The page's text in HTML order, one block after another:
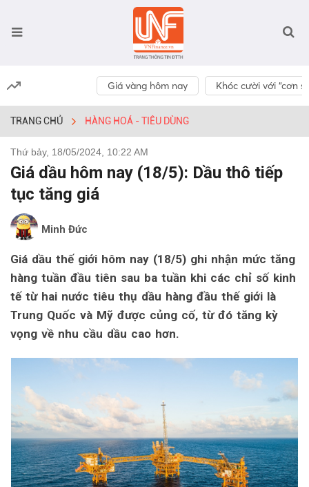
Giá vàng hôm nay Khóc cười với “cơn
TRANG CHỦ HÀNG HOÁ - TIÊU DÙNG
Thứ bảy, 18/05/2024, 10:22 AM
Giá dầu hôm nay (18/5): Dầu thô tiếp
tục tăng giá
Minh Đức
Giá dầu thế giới hôm nay (18/5) ghi nhận mức tăng
hàng tuần đầu tiên sau ba tuần khi các chỉ số kinh
tế từ hai nước tiêu thụ dầu hàng đầu thế giới là
Trung Quốc và Mỹ được củng cố, từ đó tăng kỳ
vọng về nhu cầu dầu cao hơn.